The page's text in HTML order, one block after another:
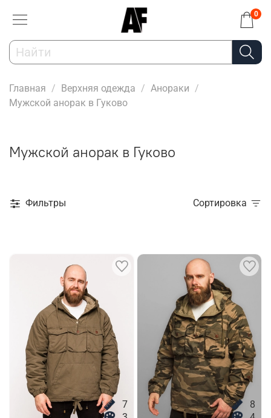
0
Главная Верхняя одежда
Анораки
Мужской анорак в Гуково
Мужской анорак в Гуково
Фильтры Сортировка
7
8